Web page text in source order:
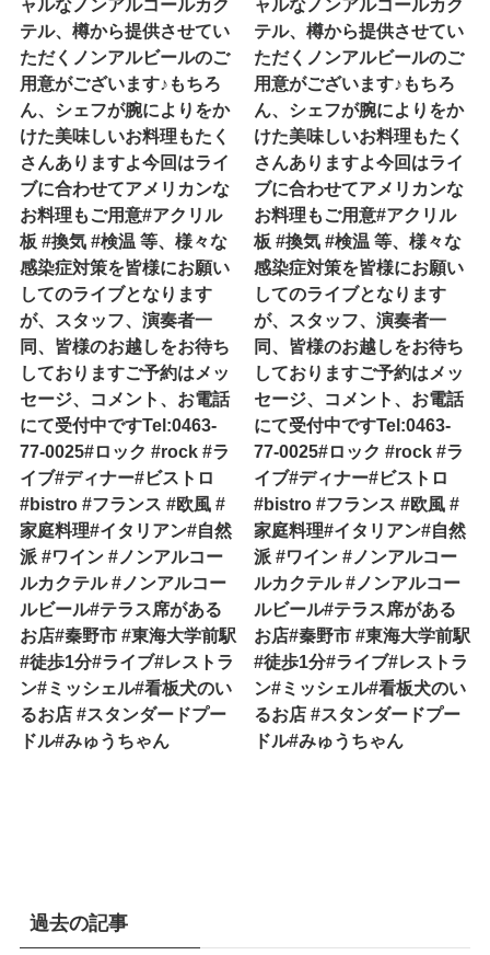
ャルなノンアルコールカク
テル、樽から提供させてい
ただくノンアルビールのご
用意がございます♪もちろ
ん、シェフが腕によりをか
けた美味しいお料理もたく
さんありますよ今回はライ
ブに合わせてアメリカンな
お料理もご用意#アクリル
板 #換気 #検温 等、様々な
感染症対策を皆様にお願い
してのライブとなります
が、スタッフ、演奏者一
同、皆様のお越しをお待ち
しておりますご予約はメッ
セージ、コメント、お電話
にて受付中ですTel:0463-
77-0025#ロック #rock #ラ
イブ#ディナー#ビストロ
#bistro #フランス #欧風 #
家庭料理#イタリアン#自然
派 #ワイン #ノンアルコー
ルカクテル #ノンアルコー
ルビール#テラス席がある
お店#秦野市 #東海大学前駅
#徒歩1分#ライブ#レストラ
ン#ミッシェル#看板犬のい
るお店 #スタンダードプー
ドル#みゅうちゃん
ャルなノンアルコールカク
テル、樽から提供させてい
ただくノンアルビールのご
用意がございます♪もちろ
ん、シェフが腕によりをか
けた美味しいお料理もたく
さんありますよ今回はライ
ブに合わせてアメリカンな
お料理もご用意#アクリル
板 #換気 #検温 等、様々な
感染症対策を皆様にお願い
してのライブとなります
が、スタッフ、演奏者一
同、皆様のお越しをお待ち
しておりますご予約はメッ
セージ、コメント、お電話
にて受付中ですTel:0463-
77-0025#ロック #rock #ラ
イブ#ディナー#ビストロ
#bistro #フランス #欧風 #
家庭料理#イタリアン#自然
派 #ワイン #ノンアルコー
ルカクテル #ノンアルコー
ルビール#テラス席がある
お店#秦野市 #東海大学前駅
#徒歩1分#ライブ#レストラ
ン#ミッシェル#看板犬のい
るお店 #スタンダードプー
ドル#みゅうちゃん
過去の記事